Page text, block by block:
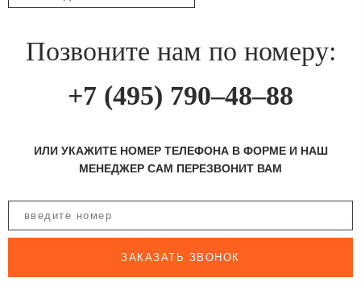
Позвоните нам по номеру:
+7 (495) 790–48–88
ИЛИ УКАЖИТЕ НОМЕР ТЕЛЕФОНА В ФОРМЕ И НАШ
МЕНЕДЖЕР САМ ПЕРЕЗВОНИТ ВАМ
ЗАКАЗАТЬ ЗВОНОК